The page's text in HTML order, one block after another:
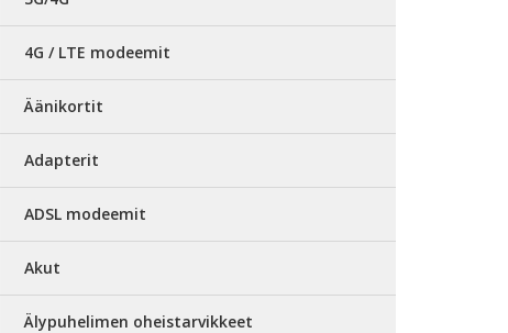
4G / LTE modeemit
Äänikortit
Adapterit
ADSL modeemit
Akut
Älypuhelimen oheistarvikkeet